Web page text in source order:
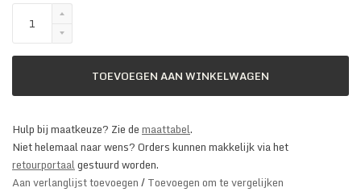
TOEVOEGEN AAN WINKELWAGEN
Hulp bij maatkeuze? Zie demaattabel.
Niet helemaal naar wens? Orders kunnen makkelijk via het
retourportaalgestuurd worden.
Aan verlanglijst toevoegen/Toevoegen om te vergelijken